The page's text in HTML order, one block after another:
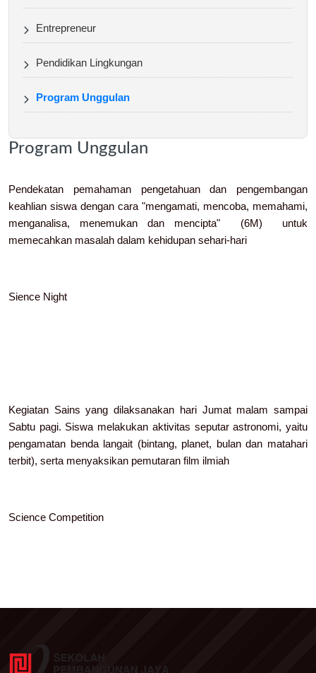
Entrepreneur
Pendidikan Lingkungan
Program Unggulan
Program Unggulan
Pendekatan pemahaman pengetahuan dan pengembangan
keahlian siswa dengan cara "mengamati, mencoba, memahami,
menganalisa, menemukan dan mencipta" (6M) untuk
memecahkan masalah dalam kehidupan sehari-hari
Sience Night
Kegiatan Sains yang dilaksanakan hari Jumat malam sampai
Sabtu pagi. Siswa melakukan aktivitas seputar astronomi, yaitu
pengamatan benda langait (bintang, planet, bulan dan matahari
terbit), serta menyaksikan pemutaran film ilmiah
Science Competition